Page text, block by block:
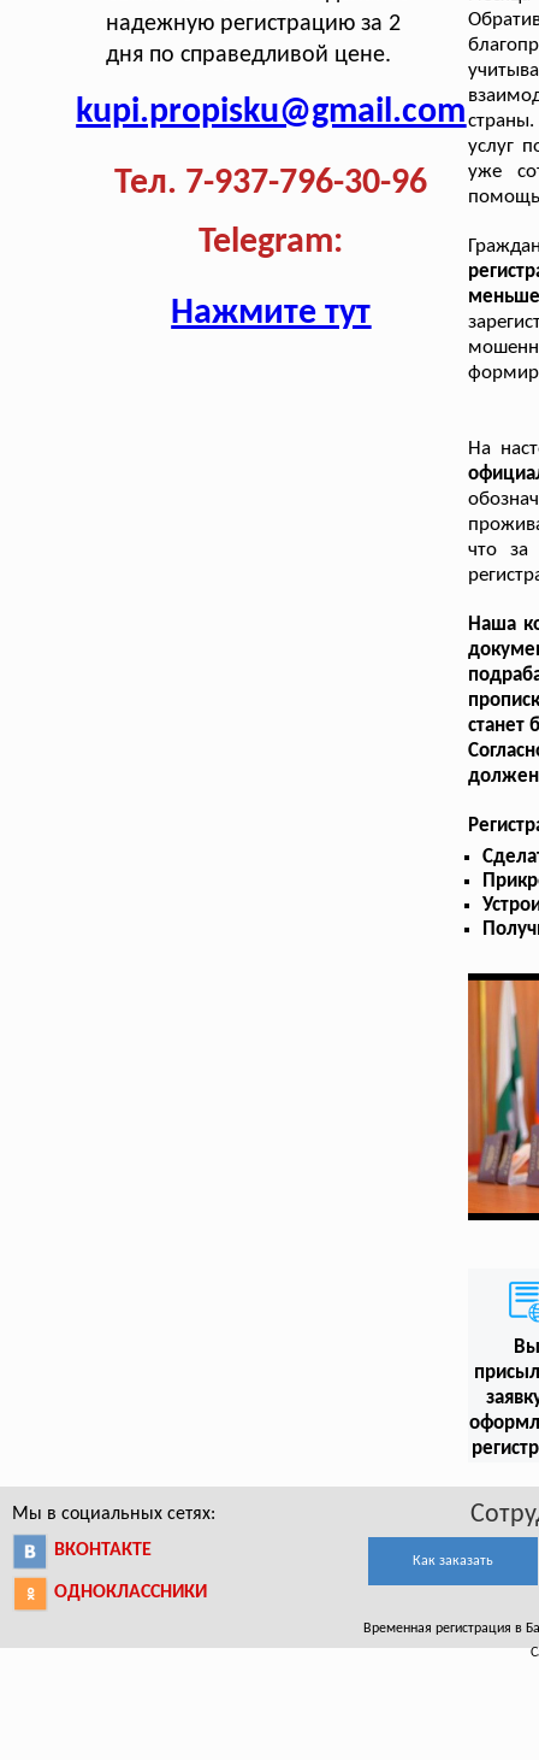
надежную регистрацию за 2
дня по справедливой цене.
kupi.propisku@gmail.com
Тел. 7-937-796-30-96
Telegram:
Нажмите тут
услуг
уже
На
что за
Наша
станет
должен
Вы
Мы в социальных сетях:
ВКОНТАКТЕ
ОДНОКЛАССНИКИ
Как заказать
Временная регистрация в